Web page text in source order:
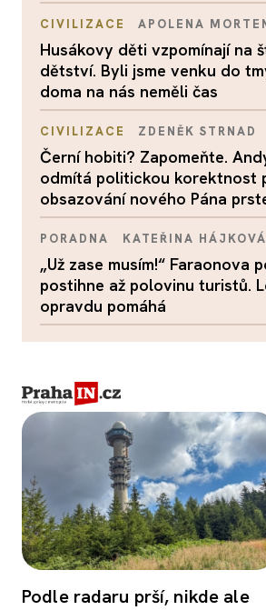
CIVILIZACE APOLENA
Husákovy děti vzpomínají na
dětství. Byli jsme venku do
doma na nás neměli čas
CIVILIZACE ZDENĚK STRNAD
Černí hobiti? Zapomeňte.
odmítá politickou korektnost
obsazování nového Pána
PORADNA KATEŘINA HÁJKOVÁ
„Už zase musím!“ Faraonova
postihne až polovinu turistů.
opravdu pomáhá
Podle radaru prší, nikde ale